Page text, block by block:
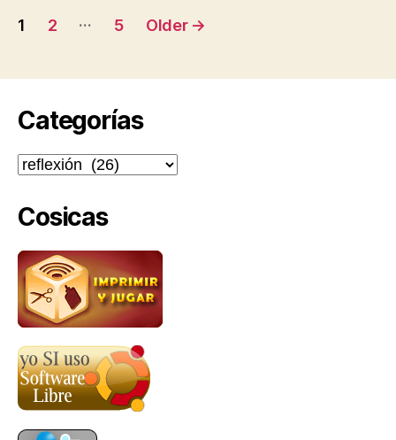
Posts
1 2 … 5 Older →
Categorías
Categorías
Cosicas